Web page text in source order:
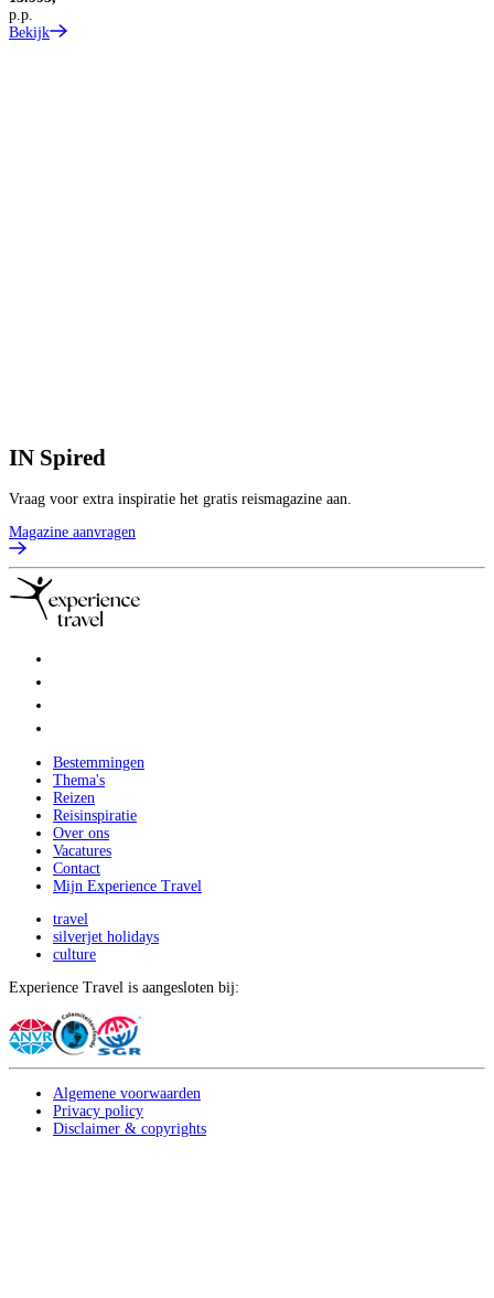
p.p.
Bekijk
IN Spired
Vraag voor extra inspiratie het gratis reismagazine aan.
Magazine aanvragen
Bestemmingen
Thema's
Reizen
Reisinspiratie
Over ons
Vacatures
Contact
Mijn Experience Travel
travel
silverjet holidays
culture
Experience Travel is aangesloten bij:
Algemene voorwaarden
Privacy policy
Disclaimer & copyrights